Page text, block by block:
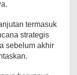
termasuk
strategis
sebelum akhir